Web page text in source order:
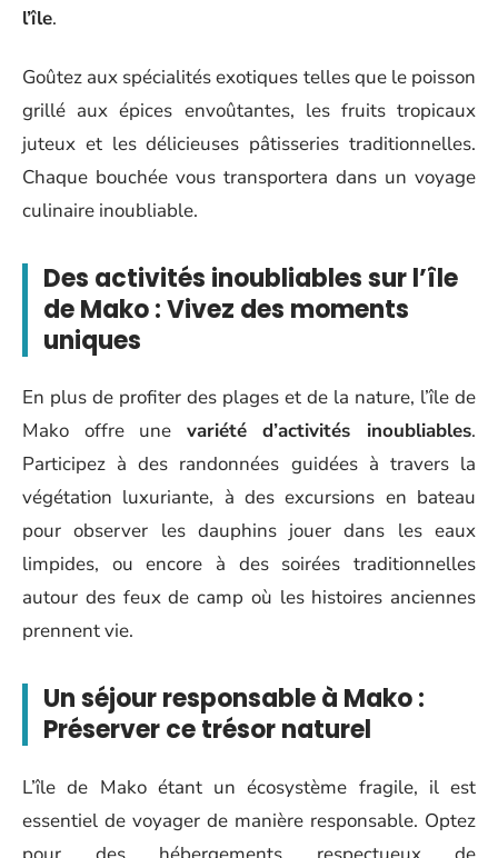
l’île.
Goûtez aux spécialités exotiques telles que le poisson
grillé aux épices envoûtantes, les fruits tropicaux
juteux et les délicieuses pâtisseries traditionnelles.
Chaque bouchée vous transportera dans un voyage
culinaire inoubliable.
Des activités inoubliables sur l’île
de Mako : Vivez des moments
uniques
En plus de profiter des plages et de la nature, l’île de
Mako offre une variété d’activités inoubliables.
Participez à des randonnées guidées à travers la
végétation luxuriante, à des excursions en bateau
pour observer les dauphins jouer dans les eaux
limpides, ou encore à des soirées traditionnelles
autour des feux de camp où les histoires anciennes
prennent vie.
Un séjour responsable à Mako :
Préserver ce trésor naturel
L’île de Mako étant un écosystème fragile, il est
essentiel de voyager de manière responsable. Optez